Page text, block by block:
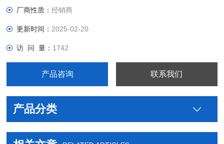
厂商性质：经销商
更新时间： 2025-02-20
访 问 量： 1742
产品咨询 联系我们
产品分类